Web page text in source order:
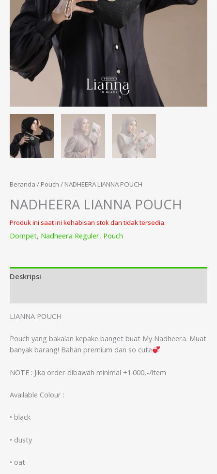
Beranda / Pouch / NADHEERA LIANNA POUCH
NADHEERA LIANNA POUCH
Produk ini saat ini kehabisan stok dan tidak tersedia.
Dompet, Nadheera Reguler, Pouch
Deskripsi
LIANNA POUCH
Pouch yang bakalan kepake banget buat My Nadheera. Muat
banyak barang! Bahan premium dan so cute
NOTE : Jika order dibawah minimal +1.000,-/item
Available Colour :
• black
• ⁠dusty
• ⁠oat